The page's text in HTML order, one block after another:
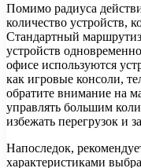
Помимо радиуса
количество устройств,
Стандартный
устройств
офисе используются
как игровые консоли,
обратите внимание на
управлять большим
избежать перегрузок и
Напоследок,
характеристиками